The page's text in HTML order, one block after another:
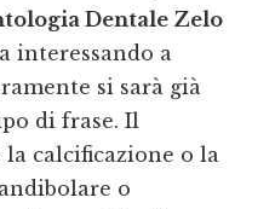
Dentale Zelo
interessando a
si sarà già
di frase. Il
la calcificazione o la
o